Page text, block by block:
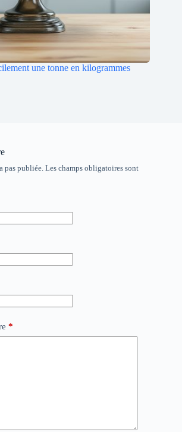
une tonne en kilogrammes
pas publiée. Les champs obligatoires sont
*